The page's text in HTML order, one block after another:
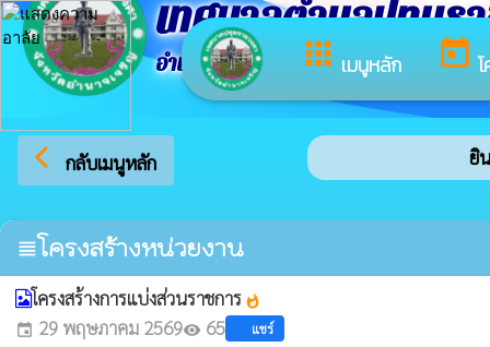
apps เมนูหลัก today
เทศบาลตำบลปทุมร
อำเภอปทุมราชวงศา จังหวัดอำนาจเจริญ
arrow_back_ios กลับเมนูหลัก ยิ
view_headlineโครงสร้างหน่วยงาน
โครงสร้างการแบ่งส่วนราชการ whatshot
event 29 พฤษภาคม 2569visibility 65 แชร์